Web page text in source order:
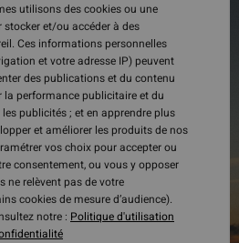
utilisons des cookies ou une
et/ou accéder à des
Ces informations personnelles
et votre adresse IP) peuvent
des publications et du contenu
la performance publicitaire et du
publicités ; et en apprendre plus
et améliorer les produits de nos
vos choix pour accepter ou
consentement, ou vous y opposer
ne relèvent pas de votre
cookies de mesure d’audience).
notre : Politique d'utilisation